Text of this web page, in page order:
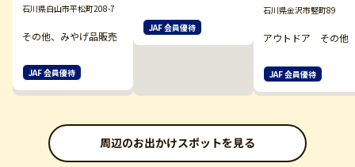
石川県白山市平松町208-7
その他、みやげ品販売
JAF 会員優待
JAF 会員優待
石川県金沢市竪町89
アウトドア その他
JAF 会員優待
周辺のお出かけスポットを見る